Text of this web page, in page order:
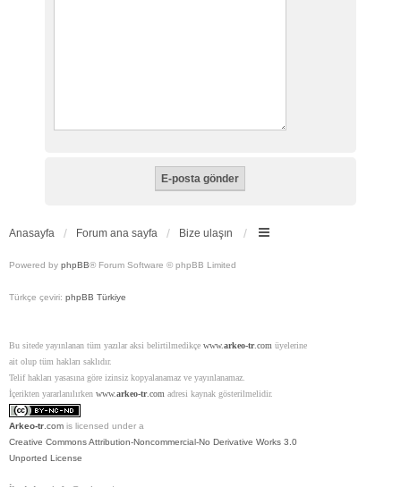
Anasayfa Forum ana sayfa Bize ulaşın
Powered by phpBB® Forum Software © phpBB Limited
Türkçe çeviri: phpBB Türkiye
Bu sitede yayınlanan tüm yazılar aksi belirtilmedikçe www.arkeo-tr.com üyelerine
ait olup tüm hakları saklıdır.
Telif hakları yasasına göre izinsiz kopyalanamaz ve yayınlanamaz.
İçerikten yararlanılırken www.arkeo-tr.com adresi kaynak gösterilmelidir.
Arkeo-tr .com is licensed under a
Creative Commons Attribution-Noncommercial-No Derivative Works 3.0
Unported License